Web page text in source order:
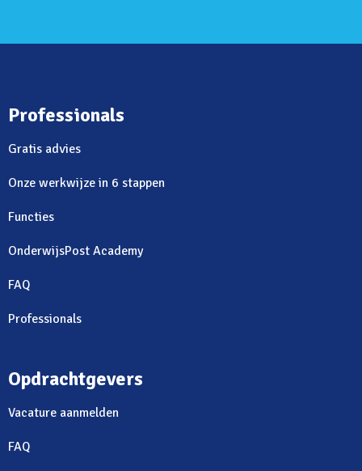
Professionals
Gratis advies
Onze werkwijze in 6 stappen
Functies
OnderwijsPost Academy
FAQ
Professionals
Opdrachtgevers
Vacature aanmelden
FAQ